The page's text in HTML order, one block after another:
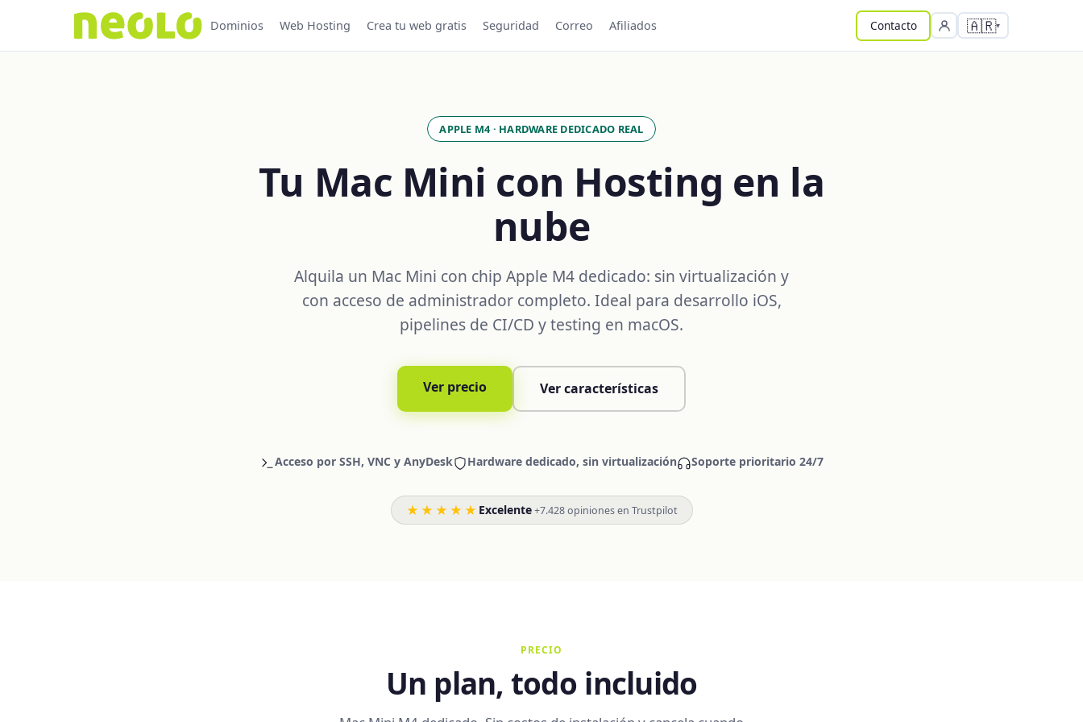
Dominios Web Hosting Crea tu web gratis Seguridad Correo Afiliados Contacto 🇦🇷
APPLE M4 · HARDWARE DEDICADO REAL
Tu Mac Mini con Hosting en la
nube
Alquila un Mac Mini con chip Apple M4 dedicado: sin virtualización y
con acceso de administrador completo. Ideal para desarrollo iOS,
pipelines de CI/CD y testing en macOS.
Ver precio Ver características
Acceso por SSH, VNC y AnyDesk Hardware dedicado, sin virtualización Soporte prioritario 24/7
★★★★★ Excelente·+7.428 opiniones en Trustpilot
PRECIO
Un plan, todo incluido